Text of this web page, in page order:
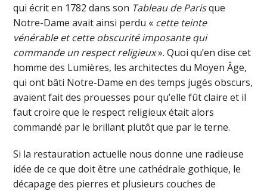
qui écrit en 1782 dans son Tableau de Parisque
Notre-Dame avait ainsi perdu « cette teinte
vénérable et cette obscurité imposante qui
commande un respect religieux». Quoi qu’en dise cet
homme des Lumières, les architectes du Moyen Âge,
qui ont bâti Notre-Dame en des temps jugés obscurs,
avaient fait des prouesses pour qu’elle fût claire et il
faut croire que le respect religieux était alors
commandé par le brillant plutôt que par le terne.
Si la restauration actuelle nous donne une radieuse
idée de ce que doit être une cathédrale gothique, le
décapage des pierres et plusieurs couches de